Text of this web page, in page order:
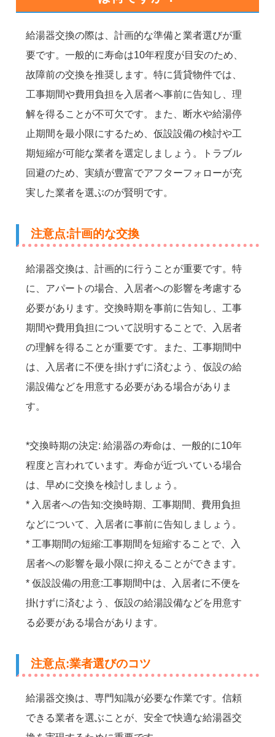
給湯器交換の際は、計画的な準備と業者選びが重
要です。一般的に寿命は10年程度が目安のため、
故障前の交換を推奨します。特に賃貸物件では、
工事期間や費用負担を入居者へ事前に告知し、理
解を得ることが不可欠です。また、断水や給湯停
止期間を最小限にするため、仮設設備の検討や工
期短縮が可能な業者を選定しましょう。トラブル
回避のため、実績が豊富でアフターフォローが充
実した業者を選ぶのが賢明です。
注意点:計画的な交換
給湯器交換は、計画的に行うことが重要です。特
に、アパートの場合、入居者への影響を考慮する
必要があります。交換時期を事前に告知し、工事
期間や費用負担について説明することで、入居者
の理解を得ることが重要です。また、工事期間中
は、入居者に不便を掛けずに済むよう、仮設の給
湯設備などを用意する必要がある場合がありま
す。
*交換時期の決定: 給湯器の寿命は、一般的に10年
程度と言われています。寿命が近づいている場合
は、早めに交換を検討しましょう。
* 入居者への告知:交換時期、工事期間、費用負担
などについて、入居者に事前に告知しましょう。
* 工事期間の短縮:工事期間を短縮することで、入
居者への影響を最小限に抑えることができます。
* 仮設設備の用意:工事期間中は、入居者に不便を
掛けずに済むよう、仮設の給湯設備などを用意す
る必要がある場合があります。
注意点:業者選びのコツ
給湯器交換は、専門知識が必要な作業です。信頼
できる業者を選ぶことが、安全で快適な給湯器交